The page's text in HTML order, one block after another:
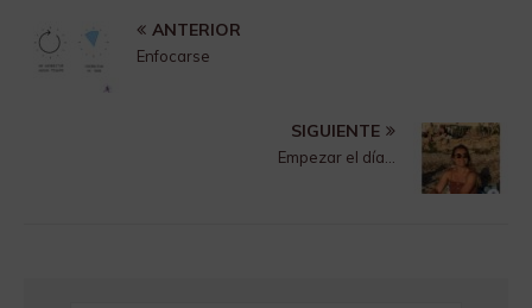
ANTERIOR
Enfocarse
SIGUIENTE
Empezar el día…